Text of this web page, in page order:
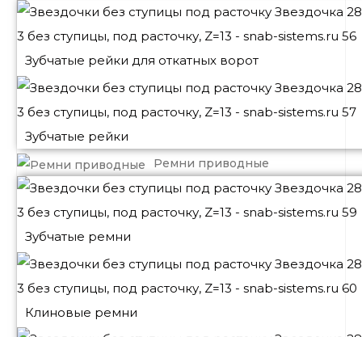
Зубчатые рейки для откатных ворот
Зубчатые рейки
Ремни приводные
Зубчатые ремни
Клиновые ремни